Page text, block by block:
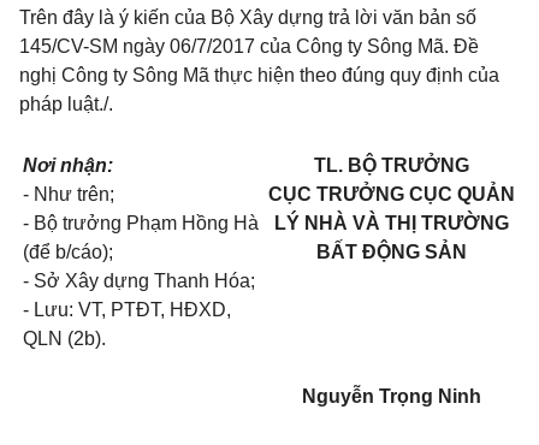
Trên đây là ý kiến của Bộ Xây dựng trả lời văn bản số
145/CV-SM ngày 06/7/2017 của Công ty Sông Mã. Đề
nghị Công ty Sông Mã thực hiện theo đúng quy định của
pháp luật./.
Nơi nhận:
- Như trên;
- Bộ trưởng Phạm Hồng Hà
(để b/cáo);
- Sở Xây dựng Thanh Hóa;
- Lưu: VT, PTĐT, HĐXD,
QLN (2b).
TL. BỘ TRƯỞNG
CỤC TRƯỞNG CỤC QUẢN
LÝ NHÀ VÀ THỊ TRƯỜNG
BẤT ĐỘNG SẢN
Nguyễn Trọng Ninh